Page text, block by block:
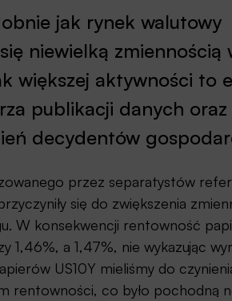
jak rynek walutowy
niewielką zmiennością
większej aktywności to
publikacji danych
decydentów
przez separatystów
się do zwiększenia
W konsekwencji rentowność
1,46%, a 1,47%, nie wykazując
US10Y mieliśmy do
rentowności, co było pochodną